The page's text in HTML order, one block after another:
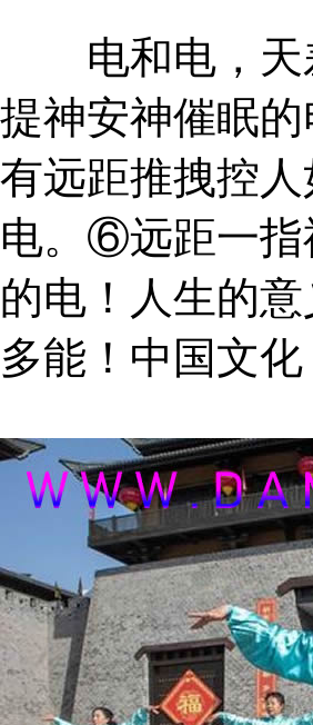
电和电，天
提神安神催眠
有远距推拽控
电。⑥远距一指
的电！人生的
多能！中国文